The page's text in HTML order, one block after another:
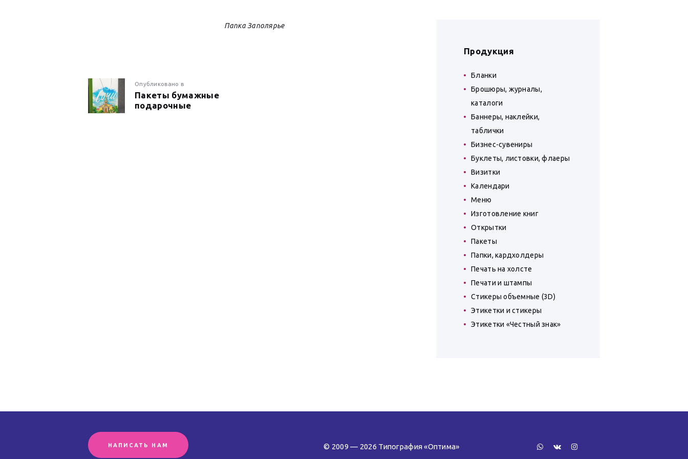
Папка Заполярье
НАВИГАЦИЯ
ПО
Опубликовано вПредыдущая
запись:
Пакеты бумажные
подарочные
Продукция
Бланки
Брошюры, журналы,
каталоги
Баннеры, наклейки,
таблички
Бизнес-сувениры
Буклеты, листовки, флаеры
Визитки
Календари
Меню
Изготовление книг
Открытки
Пакеты
Папки, кардхолдеры
Печать на холсте
Печати и штампы
Стикеры объемные (3D)
Этикетки и стикеры
Этикетки «Честный знак»
НАПИСАТЬ НАМ © 2009 — 2026 Типография «Оптима»